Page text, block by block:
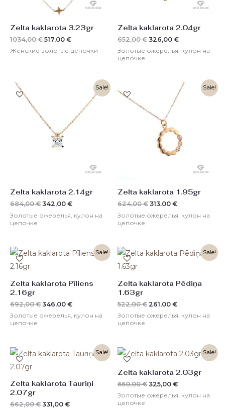
Zelta kaklarota 3.23gr
1034,00€ 517,00 €
Женские золотые цепочки
Zelta kaklarota 2.04gr
652,00€ 326,00 €
Золотые ожерелья, кулон на
цепочке
Sale!
Zelta kaklarota 2.14gr
684,00€
Первоначальная
342,00 €
Текущая
342,00 €.
Золотые ожерелья, кулон на
цепочке
Sale!
Zelta kaklarota 1.95gr
624,00€
Первоначальная
составляла
624,00 €.
313,00 €
Текущая
цена:
Золотые ожерелья, кулон на
цепочке
Sale!
Zelta kaklarota Pīliens
2.16gr
692,00€
Первоначальная
цена
346,00 €
Текущая
цена:
Золотые ожерелья, кулон на
цепочке
Sale!
Zelta kaklarota Pēdiņa
1.63gr
522,00€
Первоначальная
цена
261,00 €
Текущая
цена:
Золотые ожерелья, кулон на
цепочке
Sale!
Zelta kaklarota Tauriņi
2.07gr
662,00€
Первоначальная
цена
331,00 €
Текущая
цена:
Sale!
Zelta kaklarota 2.03gr
650,00€
Первоначальная
цена
650,00 €.
325,00 €
Текущая
цена:
Золотые ожерелья, кулон на
цепочке